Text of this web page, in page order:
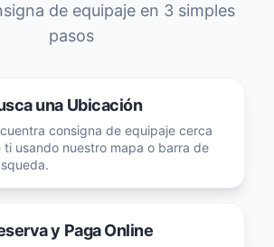
de equipaje en 3 simples
pasos
una Ubicación
consigna de equipaje cerca
ti usando nuestro mapa o barra de
y Paga Online